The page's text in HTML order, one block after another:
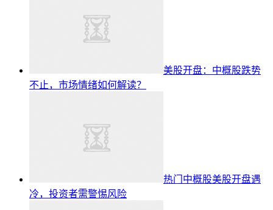
美股开盘：中概股跌势
不止，市场情绪如何解读？
热门中概股美股开盘遇
冷，投资者需警惕风险